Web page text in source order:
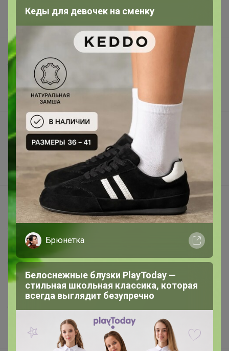
Как получить?
Доставка
Шоурумы
Торговые марки
Наша команда
В наличии
Подарочные сертификаты
Реклама на сайте
Вакансии
support@24-ok.ru
Написать в поддержку
Защита покупателя
Помощь
О нас
Все предложения
Анонсы
Поддержка альпак
Кеды для девочек на сменку
Брюнетка
Белоснежные блузки PlayToday —
стильная школьная классика, которая
всегда выглядит безупречно